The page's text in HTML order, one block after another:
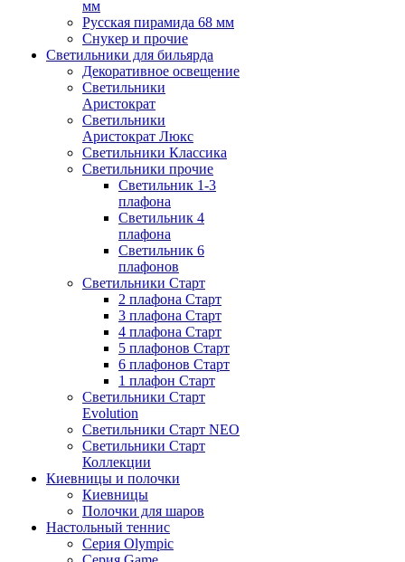
мм
Русская пирамида 68 мм
Снукер и прочие
Светильники для бильярда
Декоративное освещение
Светильники
Аристократ
Светильники
Аристократ Люкс
Светильники Классика
Светильники прочие
Светильник 1-3
плафона
Светильник 4
плафона
Светильник 6
плафонов
Светильники Старт
2 плафона Старт
3 плафона Старт
4 плафона Старт
5 плафонов Старт
6 плафонов Старт
1 плафон Старт
Светильники Старт
Evolution
Светильники Старт NEO
Светильники Старт
Коллекции
Киевницы и полочки
Киевницы
Полочки для шаров
Настольный теннис
Серия Olympic